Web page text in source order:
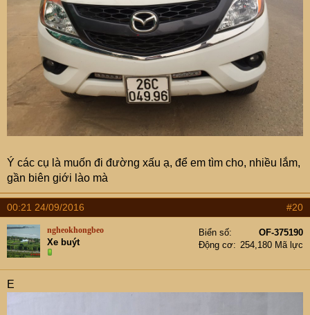
Ý các cụ là muốn đi đường xấu ạ, để em tìm cho, nhiều lắm,
gần biên giới lào mà
00:21 24/09/2016 #20
ngheokhongbeo
Xe buýt
Biển số
OF-375190
Động cơ
254,180 Mã lực
E